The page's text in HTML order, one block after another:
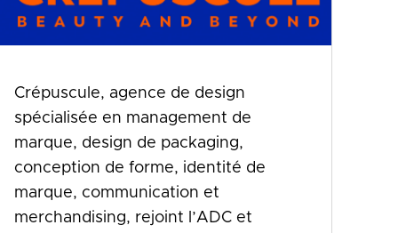
Crépuscule, agence de design
spécialisée en management de
marque, design de packaging,
conception de forme, identité de
marque, communication et
merchandising, rejoint l’ADC et